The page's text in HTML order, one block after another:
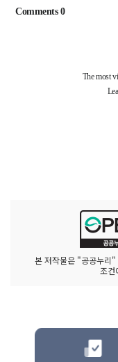
본 저작물은 "공공누리"
조건